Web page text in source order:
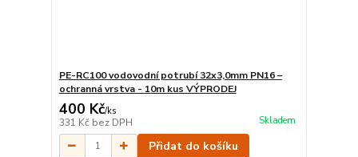
PE-RC100 vodovodní potrubí 32x3,0mm PN16 –
ochranná vrstva - 10m kus VÝPRODEJ
400 Kč/ks
331 Kč bez DPH Skladem
Přidat do košíku